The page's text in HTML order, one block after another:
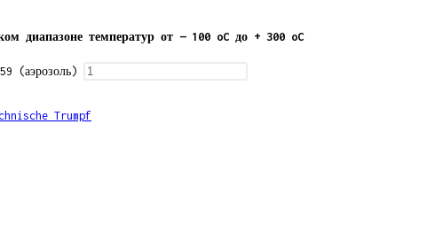
диапазоне температур от — 100 oC до + 300 oC
(аэрозоль)
Trumpf